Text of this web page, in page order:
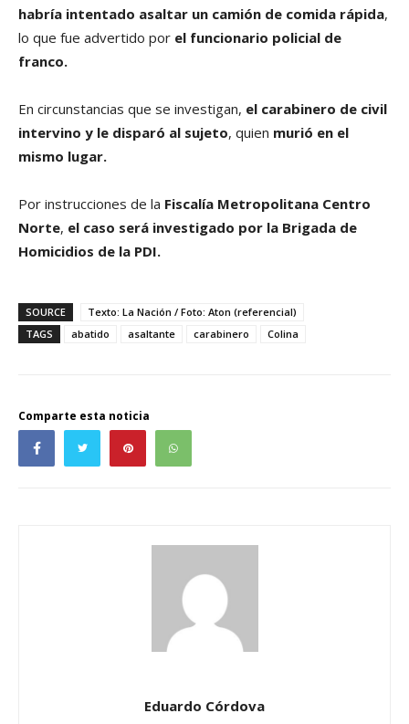
habría intentado asaltar un camión de comida rápida,
lo que fue advertido por el funcionario policial de
franco.
En circunstancias que se investigan, el carabinero de civil
intervino y le disparó al sujeto, quien murió en el
mismo lugar.
Por instrucciones de la Fiscalía Metropolitana Centro
Norte, el caso será investigado por la Brigada de
Homicidios de la PDI.
SOURCE
Texto: La Nación / Foto: Aton (referencial)
TAGS
abatido asaltante carabinero Colina
Comparte esta noticia
Eduardo Córdova